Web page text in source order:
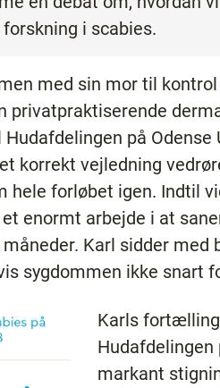
i scabies.
med sin mor til
privatpraktiserende
på
korrekt vejledning
hele forløbet igen. Indtil
enormt arbejde i at
Karl sidder
sygdommen ikke snart
Karls
Hudafdelingen
markant